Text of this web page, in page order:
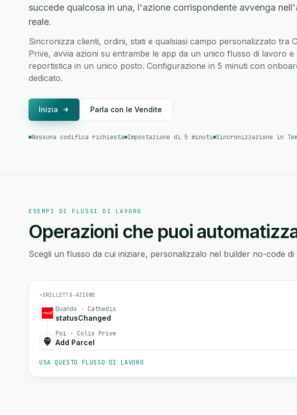
succede qualcosa in una, l'azione corrispondente avvenga
reale.
Sincronizza clienti, ordini, stati e qualsiasi campo personalizzato tra
Prive, avvia azioni su entrambe le app da un unico flusso di lavoro e
reportistica in un unico posto. Configurazione in 5 minuti con
dedicato.
Inizia Parla con le Vendite
Nessuna codifica richiesta Impostazione di 5 minuti Sincronizzazione in
ESEMPI DI FLUSSI DI LAVORO
Operazioni che puoi
Scegli un flusso da cui iniziare, personalizzalo nel builder no-code di
⚡ GRILLETTO→AZIONE
Quando · Cathedis
statusChanged
Poi · Colis Prive
Add Parcel
USA QUESTO FLUSSO DI LAVORO